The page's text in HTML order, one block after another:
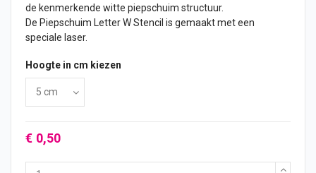
de kenmerkende witte piepschuim structuur.
De Piepschuim Letter W Stencil is gemaakt met een
speciale laser.
Hoogte in cm kiezen
€ 0,50